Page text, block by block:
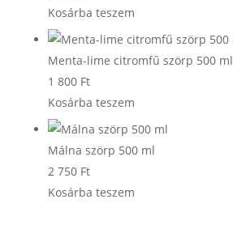
Kosárba teszem
Menta-lime citromfű szörp 500 ml
1 800 Ft
Kosárba teszem
Málna szörp 500 ml
2 750 Ft
Kosárba teszem